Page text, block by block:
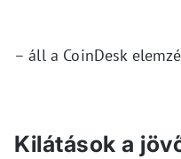
– áll a CoinDesk
Kilátások a